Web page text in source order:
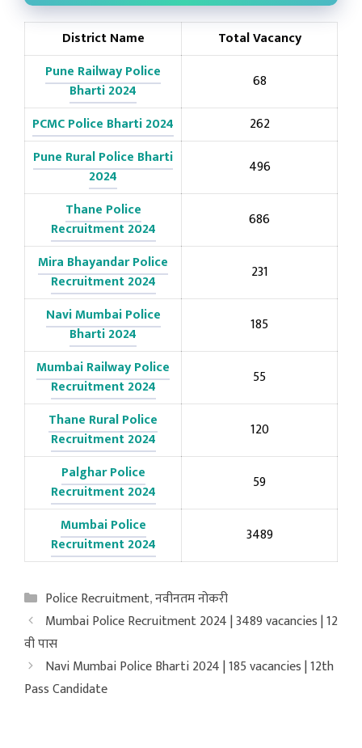
District Name
Total Vacancy
Pune Railway Police
Bharti 2024
68
PCMC Police Bharti 2024
262
Pune Rural Police Bharti
2024
496
Thane Police
Recruitment 2024
686
Mira Bhayandar Police
Recruitment 2024
231
Navi Mumbai Police
Bharti 2024
185
Mumbai Railway Police
Recruitment 2024
55
Thane Rural Police
Recruitment 2024
120
Palghar Police
Recruitment 2024
59
Mumbai Police
Recruitment 2024
3489
Categories
Police Recruitment,नवीनतम नोकरी
Mumbai Police Recruitment 2024 | 3489 vacancies | 12
वी पास
Navi Mumbai Police Bharti 2024 | 185 vacancies | 12th
Pass Candidate